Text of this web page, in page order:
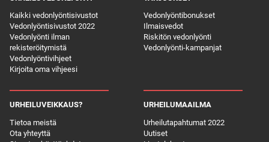
Kaikki vedonlyöntisivustot
Vedonlyöntisivustot 2022
Vedonlyönti ilman
rekisteröitymistä
Vedonlyöntivihjeet
Kirjoita oma vihjeesi
Vedonlyöntibonukset
Ilmaisvedot
Riskitön vedonlyönti
Vedonlyönti-kampanjat
URHEILUVEIKKAUS?
Tietoa meistä
Ota yhteyttä
URHEILUMAAILMA
Urheilutapahtumat 2022
Uutiset